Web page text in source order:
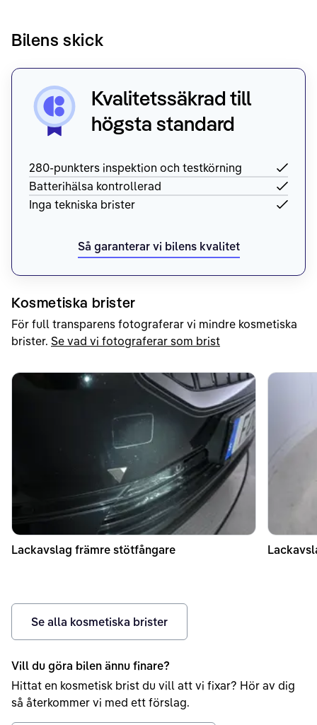
Bilens skick
Kvalitetssäkrad till
högsta standard
280-punkters inspektion och testkörning
Batterihälsa kontrollerad
Inga tekniska brister
Så garanterar vi bilens kvalitet
Kosmetiska brister
För full transparens fotograferar vi mindre kosmetiska
brister. Se vad vi fotograferar som brist
Lackavslag främre stötfångare
Se alla kosmetiska brister
Vill du göra bilen ännu finare?
Hittat en kosmetisk brist du vill att vi fixar? Hör av dig
så återkommer vi med ett förslag.